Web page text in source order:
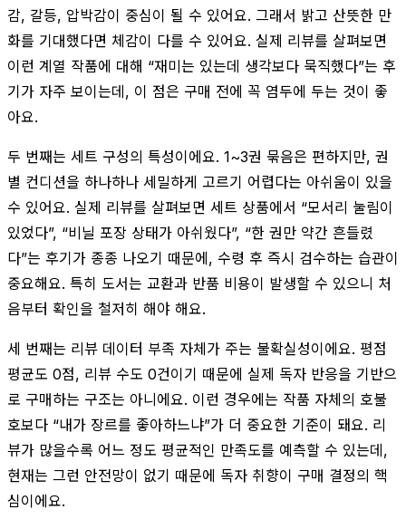
감, 갈등, 압박감이 중심이 될 수 있어요. 그래서 밝고 산뜻한 만
화를 기대했다면 체감이 다를 수 있어요. 실제 리뷰를 살펴보면
이런 계열 작품에 대해 “재미는 있는데 생각보다 묵직했다”는 후
기가 자주 보이는데, 이 점은 구매 전에 꼭 염두에 두는 것이 좋
아요.
두 번째는 세트 구성의 특성이에요. 1~3권 묶음은 편하지만, 권
별 컨디션을 하나하나 세밀하게 고르기 어렵다는 아쉬움이 있을
수 있어요. 실제 리뷰를 살펴보면 세트 상품에서 “모서리 눌림이
있었다”, “비닐 포장 상태가 아쉬웠다”, “한 권만 약간 흔들렸
다”는 후기가 종종 나오기 때문에, 수령 후 즉시 검수하는 습관이
중요해요. 특히 도서는 교환과 반품 비용이 발생할 수 있으니 처
음부터 확인을 철저히 해야 해요.
세 번째는 리뷰 데이터 부족 자체가 주는 불확실성이에요. 평점
평균도 0점, 리뷰 수도 0건이기 때문에 실제 독자 반응을 기반으
로 구매하는 구조는 아니에요. 이런 경우에는 작품 자체의 호불
호보다 “내가 장르를 좋아하느냐”가 더 중요한 기준이 돼요. 리
뷰가 많을수록 어느 정도 평균적인 만족도를 예측할 수 있는데,
현재는 그런 안전망이 없기 때문에 독자 취향이 구매 결정의 핵
심이에요.